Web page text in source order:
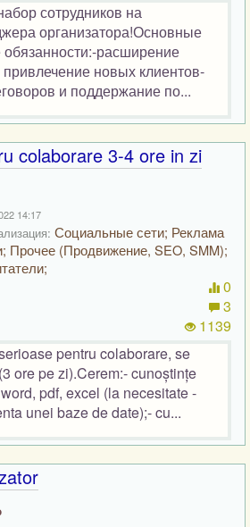
сотрудников на
организатора!Основные
расширение
привлечение новых клиентов-
и поддержание по...
colaborare 3-4 ore in zi
14:17
Социальные сети; Реклама
Прочее (Продвижение, SEO, SMM);
0
3
1139
pentru colaborare, se
ore pe zi).Cerem:- cunoștințe
pdf, excel (la necesitate -
unei baze de date);- cu...